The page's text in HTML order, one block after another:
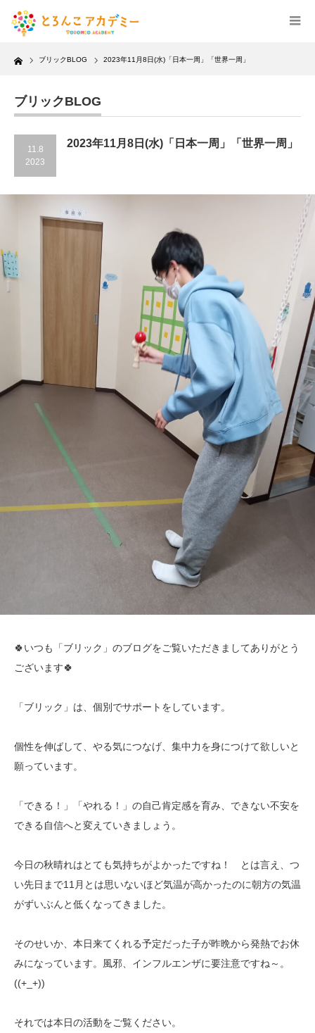
Home ブリックBLOG 2023年11月8日(水)「日本一周」「世界一周」
ブリックBLOG
11.8
2023
2023年11月8日(水)「日本一周」「世界一周」
🍀いつも「ブリック」のブログをご覧いただきましてありがとう
ございます🍀
「ブリック」は、個別でサポートをしています。
個性を伸ばして、やる気につなげ、集中力を身につけて欲しいと
願っています。
「できる！」「やれる！」の自己肯定感を育み、できない不安を
できる自信へと変えていきましょう。
今日の秋晴れはとても気持ちがよかったですね！ とは言え、つ
い先日まで11月とは思いないほど気温が高かったのに朝方の気温
がずいぶんと低くなってきました。
そのせいか、本日来てくれる予定だった子が昨晩から発熱でお休
みになっています。風邪、インフルエンザに要注意ですね～。
((+_+))
それでは本日の活動をご覧ください。